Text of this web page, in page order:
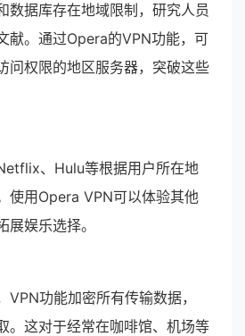
数据库存在地域限制，研究人员
献。通过Opera的VPN功能，可
问权限的地区服务器，突破这些
、Hulu等根据用户所在地
使用Opera VPN可以体验其他
娱乐选择。
VPN功能加密所有传输数据，
。这对于经常在咖啡馆、机场等